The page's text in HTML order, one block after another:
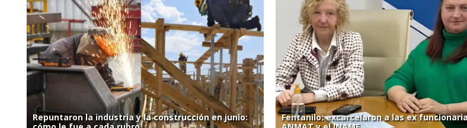
Repuntaron la industria y la construcción en junio:
Fentanilo: excarcelaron a las ex